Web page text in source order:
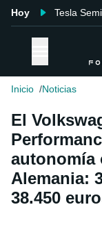
Hoy Tesla Semi
Inicio Noticias
El
autonomía
Alemania:
38.450